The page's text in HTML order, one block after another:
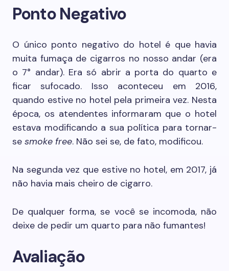
Ponto Negativo
O único ponto negativo do hotel é que havia
muita fumaça de cigarros no nosso andar (era
o 7° andar). Era só abrir a porta do quarto e
ficar sufocado. Isso aconteceu em 2016,
quando estive no hotel pela primeira vez. Nesta
época, os atendentes informaram que o hotel
estava modificando a sua política para tornar-
se smoke free. Não sei se, de fato, modificou.
Na segunda vez que estive no hotel, em 2017, já
não havia mais cheiro de cigarro.
De qualquer forma, se você se incomoda, não
deixe de pedir um quarto para não fumantes!
Avaliação